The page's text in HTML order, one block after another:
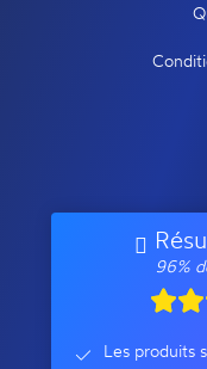
96%
Les produits